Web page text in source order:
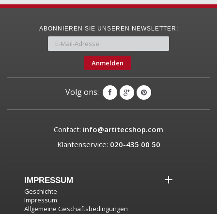
ABONNIEREN SIE UNSEREN NEWSLETTER:
Anmelden
Volg ons:
Contact: info@artitecshop.com
Klantenservice: 020-435 00 50
IMPRESSUM
Geschichte
Impressum
Allgemeine Geschäftsbedingungen